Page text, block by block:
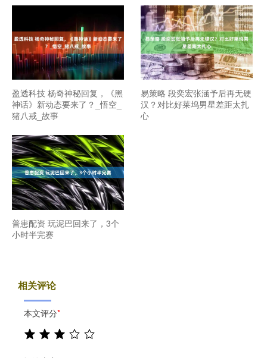
盈透科技 杨奇神秘回复，《黑
神话》新动态要来了？_悟空_
猪八戒_故事
易策略 段奕宏张涵予后再无硬
汉？对比好莱坞男星差距太扎
心
普患配资 玩泥巴回来了，3个
小时半完赛
相关评论
本文评分*